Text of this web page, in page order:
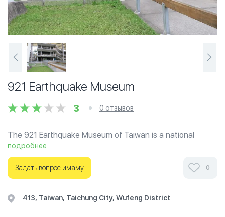
921 Earthquake Museum
3 0 отзывов
The 921 Earthquake Museum of Taiwan is a national
museum in Wufeng District, Taichung, Taiwan. The
museum is dedicated to the 7.3 earthquake that struck
the center of Taiwan at 01:47:12.6 TST on Tuesday, 21
September 1999.
подробнее
Задать вопрос имаму 0
413, Taiwan, Taichung City, Wufeng District